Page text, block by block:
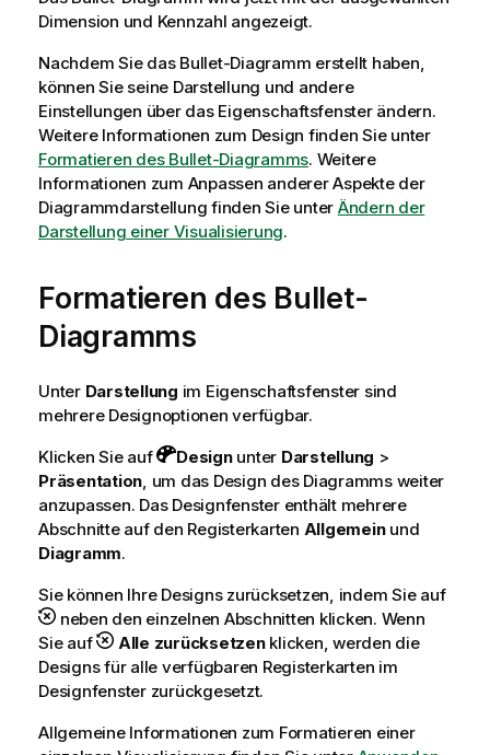
Dimension und Kennzahl angezeigt.
Nachdem Sie das Bullet-Diagramm erstellt haben,
können Sie seine Darstellung und andere
Einstellungen über das Eigenschaftsfenster ändern.
Weitere Informationen zum Design finden Sie unter
Formatieren des Bullet-Diagramms. Weitere
Informationen zum Anpassen anderer Aspekte der
Diagrammdarstellung finden Sie unter Ändern der
Darstellung einer Visualisierung.
Formatieren des Bullet-
Diagramms
Unter Darstellung im Eigenschaftsfenster sind
mehrere Designoptionen verfügbar.
Klicken Sie auf
Designunter Darstellung >
Präsentation, um das Design des Diagramms weiter
anzupassen. Das Designfenster enthält mehrere
Abschnitte auf den Registerkarten Allgemeinund
Diagramm.
Sie können Ihre Designs zurücksetzen, indem Sie auf
neben den einzelnen Abschnitten klicken. Wenn
Sie auf
Alle zurücksetzenklicken, werden die
Designs für alle verfügbaren Registerkarten im
Designfenster zurückgesetzt.
Allgemeine Informationen zum Formatieren einer